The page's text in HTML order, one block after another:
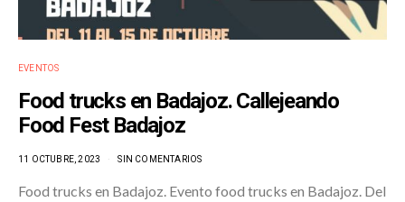
EVENTOS
Food trucks en Badajoz. Callejeando
Food Fest Badajoz
11 OCTUBRE, 2023 SIN COMENTARIOS
Food trucks en Badajoz. Evento food trucks en Badajoz. Del